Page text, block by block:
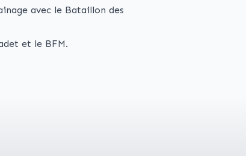
avec le Bataillon des
et le BFM.